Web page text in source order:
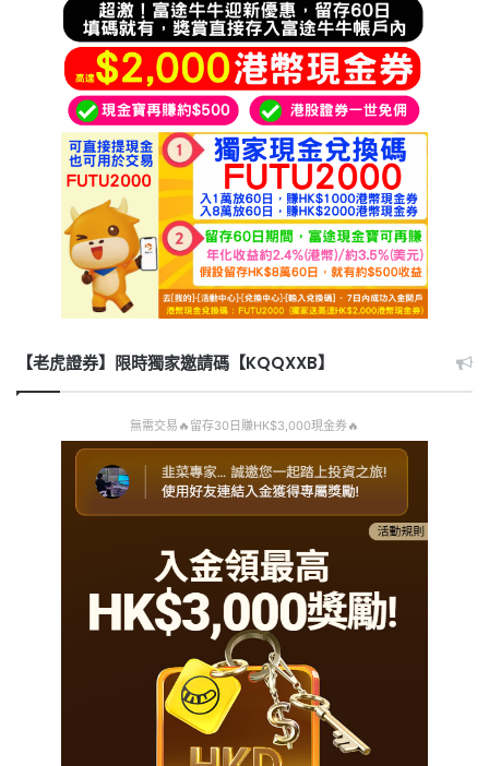
【老虎證券】限時獨家邀請碼【KQQXXB】
無需交易🔥留存30日賺HK$3,000現金券🔥